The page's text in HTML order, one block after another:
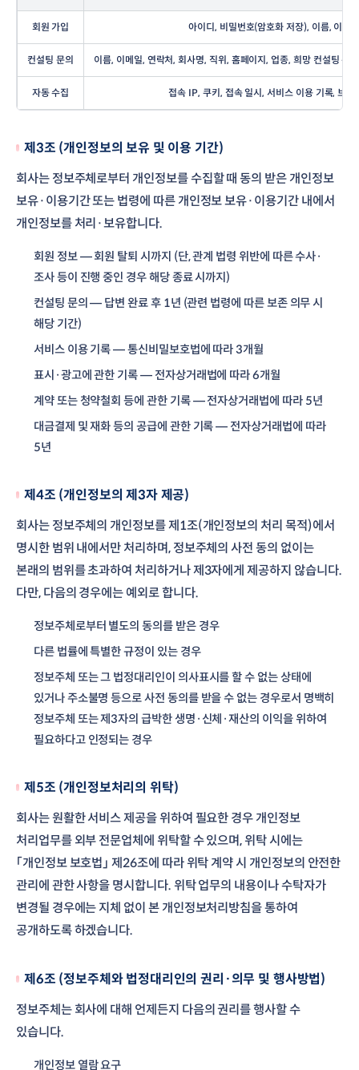
회원 가입 아이디, 비밀번호(암호화 저장), 이름, 이메
컨설팅 문의 이름, 이메일, 연락처, 회사명, 직위, 홈페이지, 업종, 희망 컨설팅 분
자동 수집 접속 IP, 쿠키, 접속 일시, 서비스 이용 기록, 브라
제3조 (개인정보의 보유 및 이용 기간)
회사는 정보주체로부터 개인정보를 수집할 때 동의 받은 개인정보
보유·이용기간 또는 법령에 따른 개인정보 보유·이용기간 내에서
개인정보를 처리·보유합니다.
회원 정보 — 회원 탈퇴 시까지 (단, 관계 법령 위반에 따른 수사·
조사 등이 진행 중인 경우 해당 종료 시까지)
컨설팅 문의 — 답변 완료 후 1년 (관련 법령에 따른 보존 의무 시
해당 기간)
서비스 이용 기록 — 통신비밀보호법에 따라 3개월
표시·광고에 관한 기록 — 전자상거래법에 따라 6개월
계약 또는 청약철회 등에 관한 기록 — 전자상거래법에 따라 5년
대금결제 및 재화 등의 공급에 관한 기록 — 전자상거래법에 따라
5년
제4조 (개인정보의 제3자 제공)
회사는 정보주체의 개인정보를 제1조(개인정보의 처리 목적)에서
명시한 범위 내에서만 처리하며, 정보주체의 사전 동의 없이는
본래의 범위를 초과하여 처리하거나 제3자에게 제공하지 않습니다.
다만, 다음의 경우에는 예외로 합니다.
정보주체로부터 별도의 동의를 받은 경우
다른 법률에 특별한 규정이 있는 경우
정보주체 또는 그 법정대리인이 의사표시를 할 수 없는 상태에
있거나 주소불명 등으로 사전 동의를 받을 수 없는 경우로서 명백히
정보주체 또는 제3자의 급박한 생명·신체·재산의 이익을 위하여
필요하다고 인정되는 경우
제5조 (개인정보처리의 위탁)
회사는 원활한 서비스 제공을 위하여 필요한 경우 개인정보
처리업무를 외부 전문업체에 위탁할 수 있으며, 위탁 시에는
「개인정보 보호법」 제26조에 따라 위탁 계약 시 개인정보의 안전한
관리에 관한 사항을 명시합니다. 위탁 업무의 내용이나 수탁자가
변경될 경우에는 지체 없이 본 개인정보처리방침을 통하여
공개하도록 하겠습니다.
제6조 (정보주체와 법정대리인의 권리·의무 및 행사방법)
정보주체는 회사에 대해 언제든지 다음의 권리를 행사할 수
있습니다.
개인정보 열람 요구